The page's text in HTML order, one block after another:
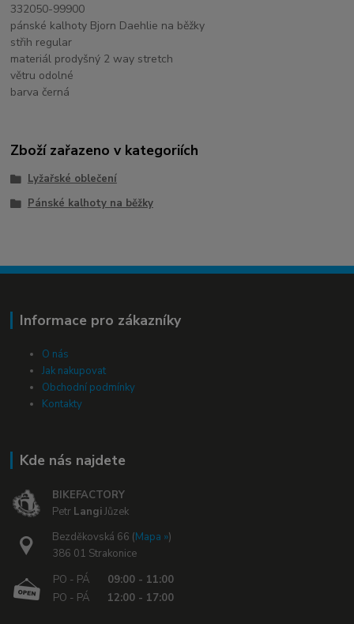
332050-99900
pánské kalhoty Bjorn Daehlie na běžky
střih regular
materiál prodyšný 2 way stretch
větru odolné
barva černá
Zboží zařazeno v kategoriích
Lyžařské oblečení
Pánské kalhoty na běžky
Informace pro zákazníky
O nás
Jak nakupovat
Obchodní podmínky
Kontakty
Kde nás najdete
BIKEFACTORY
Petr LangiJůzek
Bezděkovská 66 (Mapa »)
386 01 Strakonice
PO - PÁ
09:00 - 11:00
PO - PÁ
12:00 - 17:00